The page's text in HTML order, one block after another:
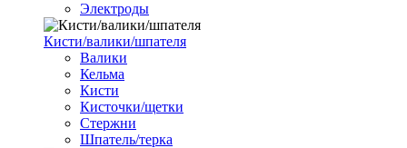
Электроды
Кисти/валики/шпателя
Валики
Кельма
Кисти
Кисточки/щетки
Стержни
Шпатель/терка